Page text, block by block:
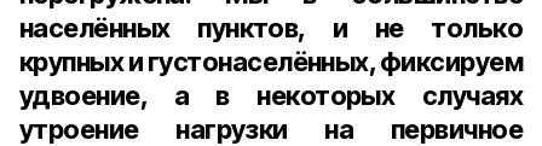
населённых пунктов, и не только
крупных и густонаселённых, фиксируем
удвоение, а в некоторых случаях
утроение нагрузки на первичное